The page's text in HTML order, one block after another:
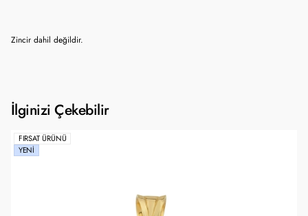
Zincir dahil değildir.
İlginizi Çekebilir
FIRSAT ÜRÜNÜ
YENI